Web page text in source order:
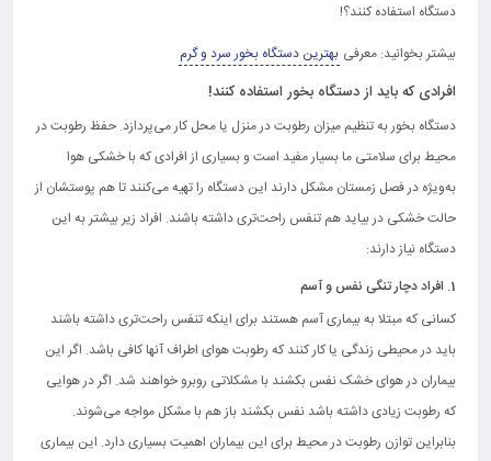
دستگاه استفاده کنند؟!
بیشتر بخوانید: معرفی بهترین دستگاه بخور سرد و گرم
افرادی که باید از دستگاه بخور استفاده کنند!
دستگاه بخور به تنظیم میزان رطوبت در منزل یا محل کار می‌پردازد. حفظ رطوبت در
محیط برای سلامتی ما بسیار مفید است و بسیاری از افرادی که با خشکی هوا
به‌ویژه در فصل زمستان مشکل دارند این دستگاه را تهیه می‌کنند تا هم پوستشان از
حالت خشکی در بیاید هم تنفس راحت‌تری داشته باشند. افراد زیر بیشتر به این
دستگاه نیاز دارند:
1. افراد دچار تنگی نفس و آسم
کسانی که مبتلا به بیماری آسم هستند برای اینکه تنفس راحت‌تری داشته باشند
باید در محیطی زندگی یا کار کنند که رطوبت هوای اطراف آنها کافی باشد. اگر این
بیماران در هوای خشک نفس بکشند با مشکلاتی روبرو خواهند شد. اگر در هوایی
که رطوبت زیادی داشته باشد نفس بکشند باز هم با مشکل مواجه می‌شوند.
بنابراین توازن رطوبت در محیط برای این بیماران اهمیت بسیاری دارد. این بیماری